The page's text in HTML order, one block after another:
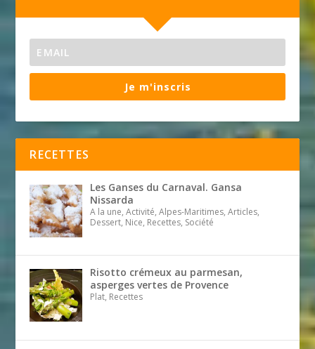
Je m'inscris
RECETTES
Les Ganses du Carnaval. Gansa
Nissarda
A la une, Activité, Alpes-Maritimes, Articles,
Dessert, Nice, Recettes, Société
Risotto crémeux au parmesan,
asperges vertes de Provence
Plat, Recettes